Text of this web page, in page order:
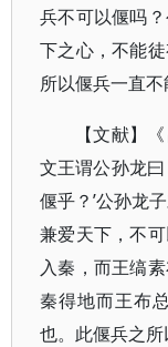
兵不可以偃吗
下之心，不能
所以偃兵一直不
【文献】
文王谓公孙龙
偃乎？’公孙龙
兼爱天下，不
入秦，而王缟
秦得地而王布
也。此偃兵之所